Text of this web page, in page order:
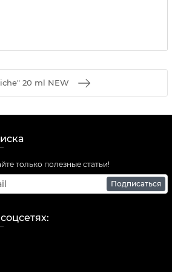
20 ml NEW
только полезные статьи!
Подписаться